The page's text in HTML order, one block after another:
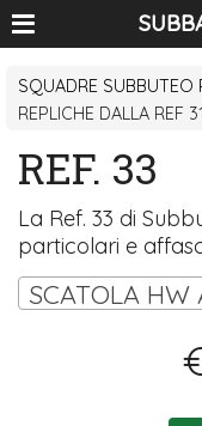
SQUADRE SUBBUTEO
REPLICHE DALLA REF
REF. 33
La Ref. 33 di
particolari e